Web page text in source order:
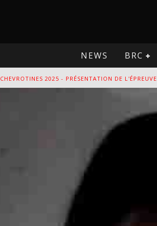
NEWS BRC
CHEVROTINES 2025 - PRÉSENTATION DE L'ÉPREUVE
OMLOOP 2025 - PRÉSENTATION DE L'ÉPREUVE
SPA 2025 - PRÉSENTATION DE L'ÉPREUVE